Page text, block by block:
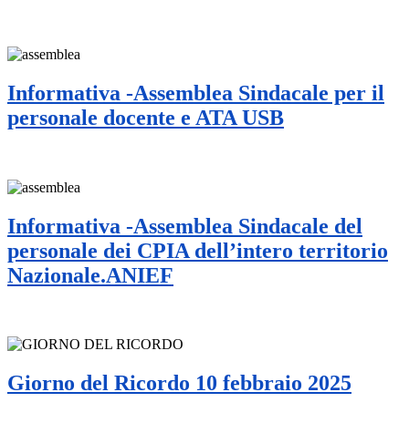
Informativa -Assemblea Sindacale per il
personale docente e ATA USB
Informativa -Assemblea Sindacale del
personale dei CPIA dell’intero territorio
Nazionale.ANIEF
Giorno del Ricordo 10 febbraio 2025